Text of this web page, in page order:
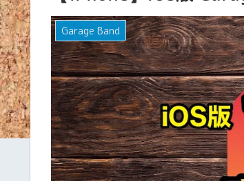
Garage Band